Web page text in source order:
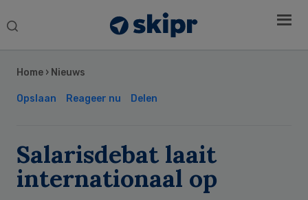
Search
Home › Nieuws
Opslaan Reageer nu Delen
Salarisdebat laait
internationaal op
Sidebar